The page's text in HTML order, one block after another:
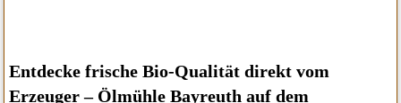
Entdecke frische Bio-Qualität direkt vom
Erzeuger – Ölmühle Bayreuth auf dem